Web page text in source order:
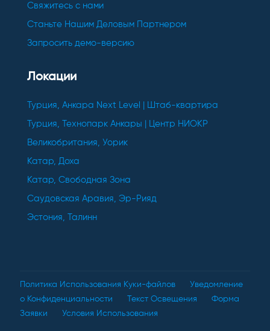
Свяжитесь с нами
Станьте Нашим Деловым Партнером
Запросить демо-версию
Локации
Турция, Анкара Next Level | Штаб-квартира
Турция, Технопарк Анкары | Центр НИОКР
Великобритания, Уорик
Катар, Доха
Катар, Свободная Зона
Саудовская Аравия, Эр-Рияд
Эстония, Талинн
Политика Использования Куки-файлов
Уведомление
о Конфиденциальности
Текст Освещения
Форма
Заявки
Условия Использования